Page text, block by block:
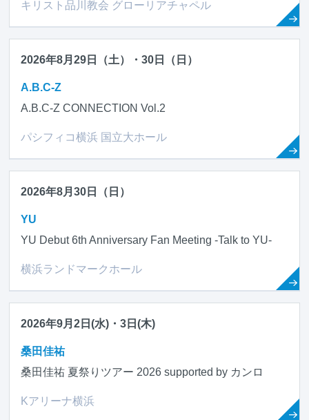
キリスト品川教会 グローリアチャペル
2026年8月29日（土）・30日（日）
A.B.C-Z
A.B.C-Z CONNECTION Vol.2
パシフィコ横浜 国立大ホール
2026年8月30日（日）
YU
YU Debut 6th Anniversary Fan Meeting -Talk to YU-
横浜ランドマークホール
2026年9月2日(水)・3日(木)
桑田佳祐
桑田佳祐 夏祭りツアー 2026 supported by カンロ
Kアリーナ横浜